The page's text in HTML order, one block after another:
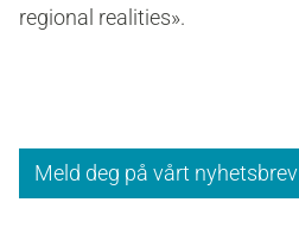
regional realities».
Meld deg på vårt nyhetsbrev